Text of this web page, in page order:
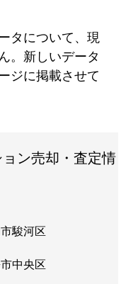
タについて、現
。新しいデータ
ジに掲載させて
ン売却・査定情
駿河区
中央区